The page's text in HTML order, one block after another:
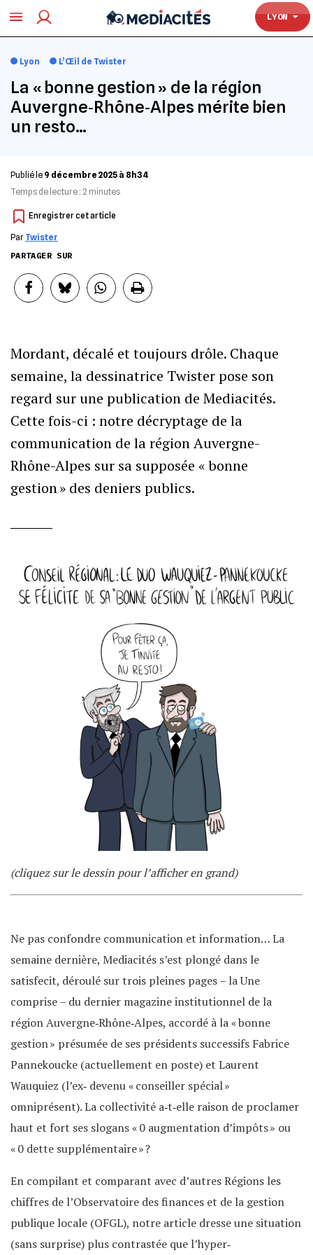
LYON
TOULOUSE
Lyon L’Œil de Twister
La « bonne gestion » de la région
Auvergne‐Rhône‐Alpes mérite bien
un resto…
Publié le 9 décembre 2025 à 8h34
Temps de lecture : 2 minutes
Par Twister
PARTAGER SUR
Mordant, décalé et toujours drôle. Chaque
semaine, la dessinatrice Twister pose son
regard sur une publication de Mediacités.
Cette fois-ci : notre décryptage de la
communication de la région Auvergne-
Rhône-Alpes sur sa supposée « bonne
gestion » des deniers publics.
(cliquez sur le dessin pour l’afficher en grand)
Ne pas confondre communication et information… La
semaine dernière, Mediacités s’est plongé dans le
satisfecit, déroulé sur trois pleines pages – la Une
comprise – du dernier magazine institutionnel de la
région Auvergne‐Rhône‐Alpes, accordé à la « bonne
gestion » présumée de ses présidents successifs Fabrice
Pannekoucke (actuellement en poste) et Laurent
Wauquiez (l’ex‐ devenu « conseiller spécial »
omniprésent). La collectivité a‑t‐elle raison de proclamer
haut et fort ses slogans « 0 augmentation d’impôts » ou
« 0 dette supplémentaire » ?
En compilant et comparant avec d’autres Régions les
chiffres de l’Observatoire des finances et de la gestion
publique locale (OFGL), notre article dresse une situation
(sans surprise) plus contrastée que l’hyper‐